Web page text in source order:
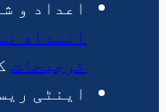
اعداد و
انسداد
ترجیحات
اینٹی